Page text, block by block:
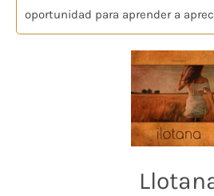
oportunidad para aprender a